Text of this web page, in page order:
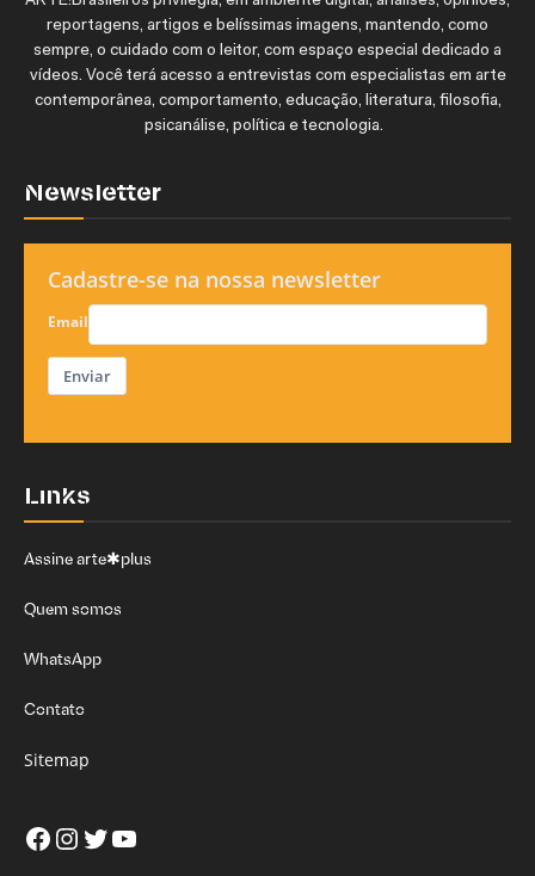
reportagens, artigos e belíssimas imagens, mantendo, como
sempre, o cuidado com o leitor, com espaço especial dedicado a
vídeos. Você terá acesso a entrevistas com especialistas em arte
contemporânea, comportamento, educação, literatura, filosofia,
psicanálise, política e tecnologia.
Newsletter
Cadastre-se na nossa newsletter
Email
Enviar
Links
Assine arte✱plus
Quem somos
WhatsApp
Contato
Sitemap
Facebook
Instagram
Twitter
Youtube